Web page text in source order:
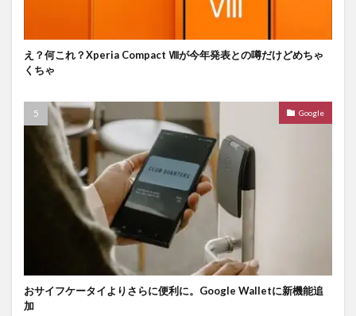
え？何これ？Xperia Compact Ⅷが今年発表との噂だけどめちゃ
くちゃ
Google
おサイフケータイよりさらに便利に。Google Walletに新機能追
加